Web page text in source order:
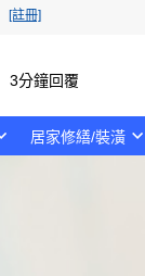
[註冊]
分鐘回覆
居家修繕/裝潢